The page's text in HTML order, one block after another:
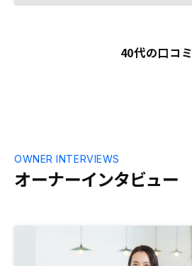
40代の口コ
オーナーインタビュー
OWNER INTERVIEWS